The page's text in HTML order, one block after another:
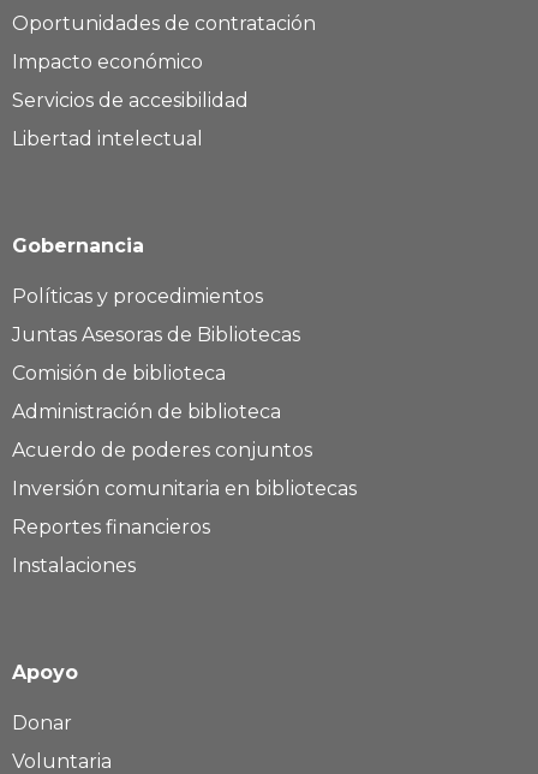
Oportunidades de contratación
Impacto económico
Servicios de accesibilidad
Libertad intelectual
Gobernancia
Políticas y procedimientos
Juntas Asesoras de Bibliotecas
Comisión de biblioteca
Administración de biblioteca
Acuerdo de poderes conjuntos
Inversión comunitaria en bibliotecas
Reportes financieros
Instalaciones
Apoyo
Donar
Voluntaria